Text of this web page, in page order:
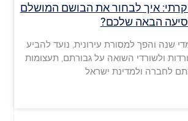
איך לבחור את הבושם המושלם
שנה והפך למסורת עירונית, נועד להביע
ולשורדי השואה על גבורתם, תעצומות
לחברה ולמדינת ישראל